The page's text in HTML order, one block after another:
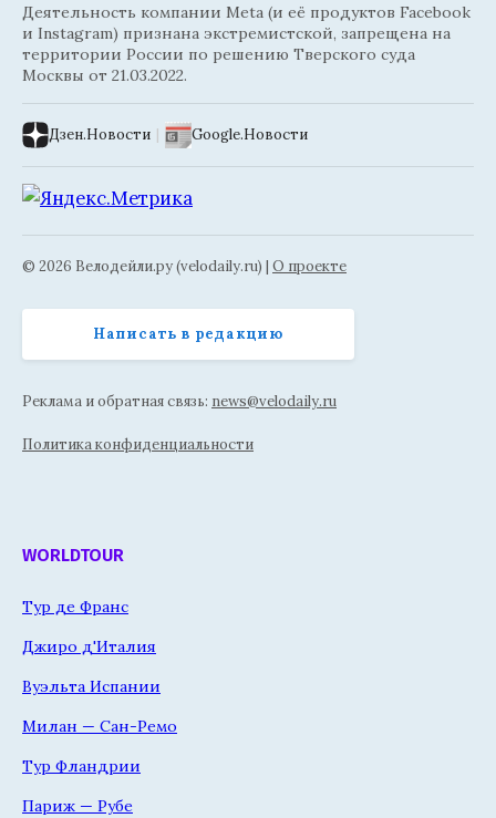
Деятельность компании Meta (и её продуктов Facebook
и Instagram) признана экстремистской, запрещена на
территории России по решению Тверского суда
Москвы от 21.03.2022.
Дзен.Новости | Google.Новости
© 2026 Велодейли.ру (velodaily.ru) | О проекте
Написать в редакцию
Реклама и обратная связь: news@velodaily.ru
Политика конфиденциальности
WORLDTOUR
Тур де Франс
Джиро д'Италия
Вуэльта Испании
Милан — Сан-Ремо
Тур Фландрии
Париж — Рубе